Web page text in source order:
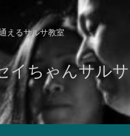
えるサルサ教室
イちゃんサルサ